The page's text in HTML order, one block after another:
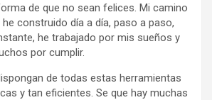
de que no sean felices. Mi camino
construido día a día, paso a paso,
he trabajado por mis sueños y
por cumplir.
de todas estas herramientas
y tan eficientes. Se que hay muchas